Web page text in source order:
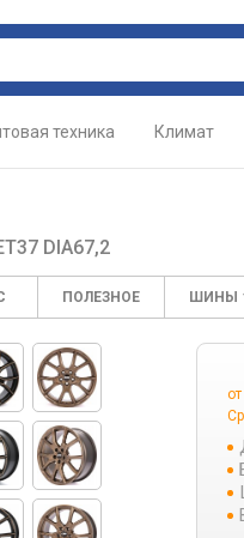
техника Климат
DIA67,2
ПОЛЕЗНОЕ ШИНЫ
от